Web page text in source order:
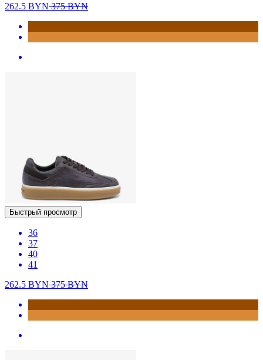
262.5 BYN375BYN
Быстрый просмотр
36
37
40
41
262.5 BYN375BYN